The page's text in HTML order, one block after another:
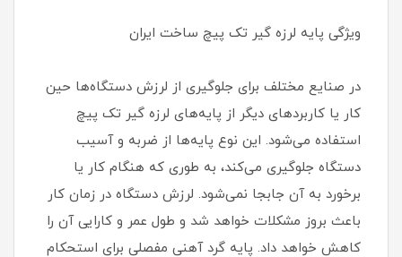
ویژگی پایه لرزه گیر تک پیچ ساخت ایران
در صنایع مختلف برای جلوگیری از لرزش دستگاه‌ها حین
کار یا کاربردهای دیگر از پایه‌های لرزه گیر تک پیچ
استفاده می‌شود. این نوع پایه‌ها از ضربه و آسیب
دستگاه جلوگیری می‌کند، به طوری که هنگام کار یا
برخورد به آن جابجا نمی‌شود. لرزش دستگاه در زمان کار
باعث بروز مشکلات خواهد شد و طول عمر و کارایی آن را
کاهش خواهد داد. پایه گرد آهنی مفصلی برای استحکام